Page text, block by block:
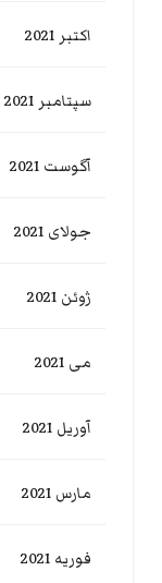
اکتبر 2021
سپتامبر 2021
آگوست 2021
جولای 2021
ژوئن 2021
می 2021
آوریل 2021
مارس 2021
فوریه 2021